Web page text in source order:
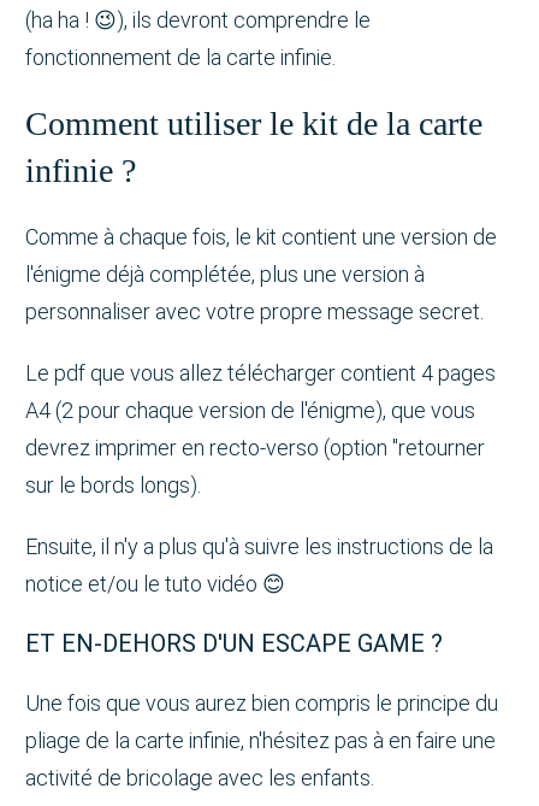
(ha ha ! 😉), ils devront comprendre le
fonctionnement de la carte infinie.
Comment utiliser le kit de la carte
infinie ?
Comme à chaque fois, le kit contient une version de
l'énigme déjà complétée, plus une version à
personnaliser avec votre propre message secret.
Le pdf que vous allez télécharger contient 4 pages
A4 (2 pour chaque version de l'énigme), que vous
devrez imprimer en recto-verso (option "retourner
sur le bords longs).
Ensuite, il n'y a plus qu'à suivre les instructions de la
notice et/ou le tuto vidéo 😊
ET EN-DEHORS D'UN ESCAPE GAME ?
Une fois que vous aurez bien compris le principe du
pliage de la carte infinie, n'hésitez pas à en faire une
activité de bricolage avec les enfants.